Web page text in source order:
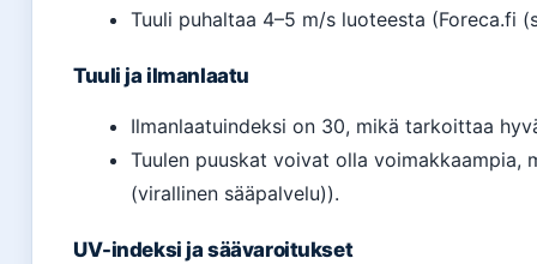
Tuuli puhaltaa 4–5 m/s luoteesta (Foreca.fi
Tuuli ja ilmanlaatu
Ilmanlaatuindeksi on 30, mikä tarkoittaa
Tuulen puuskat voivat olla voimakkaampia,
(virallinen sääpalvelu)).
UV-indeksi ja säävaroitukset